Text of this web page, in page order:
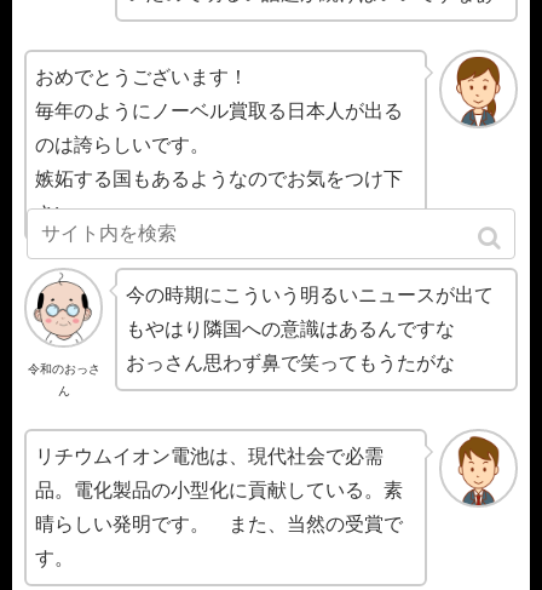
おめでとうございます！
毎年のようにノーベル賞取る日本人が出る
のは誇らしいです。
嫉妬する国もあるようなのでお気をつけ下
さい。
令和のおっさ
ん
今の時期にこういう明るいニュースが出て
もやはり隣国への意識はあるんですな
おっさん思わず鼻で笑ってもうたがな
リチウムイオン電池は、現代社会で必需
品。電化製品の小型化に貢献している。素
晴らしい発明です。 また、当然の受賞で
す。